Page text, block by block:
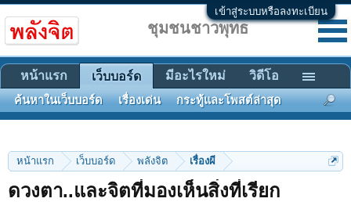
เข้าสู่ระบบหรือลงทะเบียน
หน้าแรก เว็บบอร์ด พลังจิต เรื่องผี
ดวงตา..และจิตที่มองเห็นสิ่งที่เรียก
ชุมชนชาวพุทธ
หน้าแรก เว็บบอร์ด
ค้นหาในเว็บบอร์ด เรื่องเด่น กระทู้และโพสต์ล่าสุด
มีอะไรใหม่ วิดีโอ